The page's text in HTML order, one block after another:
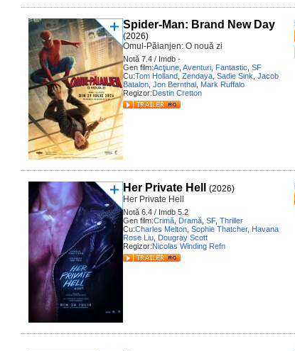
Spider-Man: Brand New Day
(2026)
Omul-Păianjen: O nouă zi
Notă 7.4 / Imdb -
Gen film:Acţiune Aventuri Fantastic SF
Cu:Tom Holland Zendaya Sadie Sink Jacob
Batalon Jon Bernthal Mark Ruffalo
Regizor:Destin Cretton
Her Private Hell
(2026)
Her Private Hell
Notă 6.4 / Imdb 5.2
Gen film:Crimă Dramă SF, Thriller
Cu:Charles Melton Sophie Thatcher, Havana
Rose Liu Dougray Scott
Regizor:Nicolas Winding Refn